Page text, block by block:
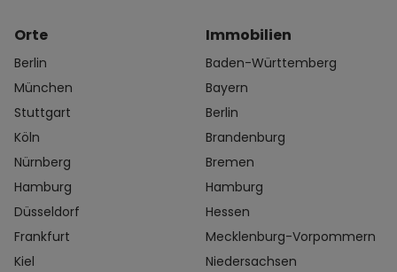
Orte
Berlin
München
Stuttgart
Köln
Nürnberg
Hamburg
Düsseldorf
Frankfurt
Kiel
Immobilien
Baden-Württemberg
Bayern
Berlin
Brandenburg
Bremen
Hamburg
Hessen
Mecklenburg-Vorpommern
Niedersachsen